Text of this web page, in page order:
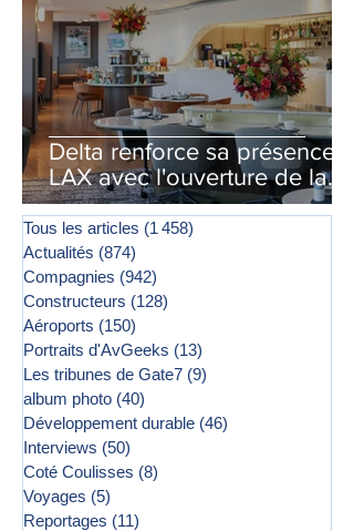
Delta renforce sa présence à
LAX avec l'ouverture de la
première phase d'un second
salon Delta One
Tous les articles (1 458)
Actualités (874)
Compagnies (942)
Constructeurs (128)
Aéroports (150)
Portraits d'AvGeeks (13)
Les tribunes de Gate7 (9)
album photo (40)
Développement durable (46)
Interviews (50)
Coté Coulisses (8)
Voyages (5)
Reportages (11)